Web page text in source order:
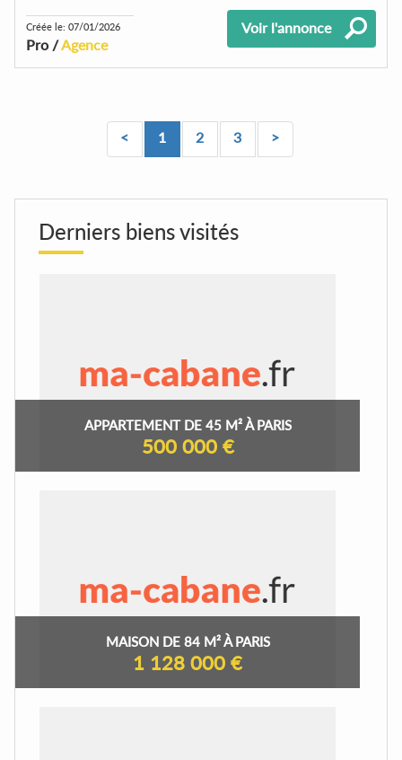
Créée le: 07/01/2026
Pro /Agence
Voir l'annonce
< 1 2 3 >
Derniers biens visités
APPARTEMENT DE 45 M² À PARIS
500 000 €
MAISON DE 84 M² À PARIS
1 128 000 €